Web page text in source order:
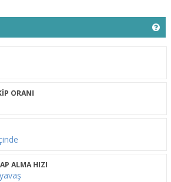
ORANI
ALMA HIZI